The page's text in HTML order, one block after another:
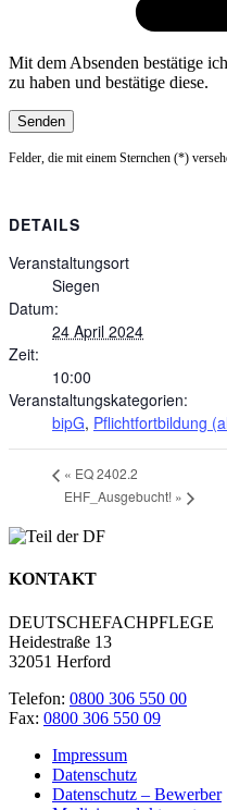
Mit dem Absenden bestätige
zu haben und bestätige diese.
Felder, die mit einem Sternchen (*)
DETAILS
Veranstaltungsort
Siegen
Datum:
24 April 2024
Zeit:
10:00
Veranstaltungskategorien:
bipG, Pflichtfortbildung
« EQ 2402.2
EHF_Ausgebucht! »
KONTAKT
DEUTSCHEFACHPFLEGE
Heidestraße 13
32051 Herford
Telefon: 0800 306 550 00
Fax: 0800 306 550 09
Impressum
Datenschutz
Datenschutz – Bewerber